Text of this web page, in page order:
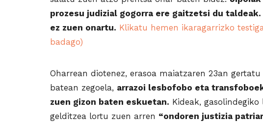
prozesu judizial gogorra ere gaitzetsi du taldeak.
ez zuen onartu. Klikatu hemen ikaragarrizko
badago)
Oharrean diotenez, erasoa maiatzaren 23an
batean zegoela, arrazoi lesbofobo eta
zuen gizon baten eskuetan. Kideak,
gelditzea lortu zuen arren “ondoren justizia